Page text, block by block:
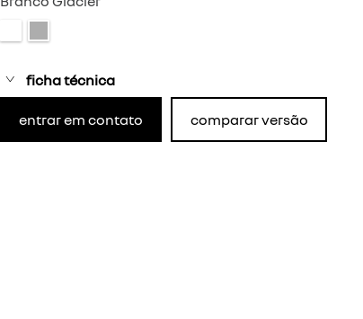
ficha técnica
entrar em contato comparar versão